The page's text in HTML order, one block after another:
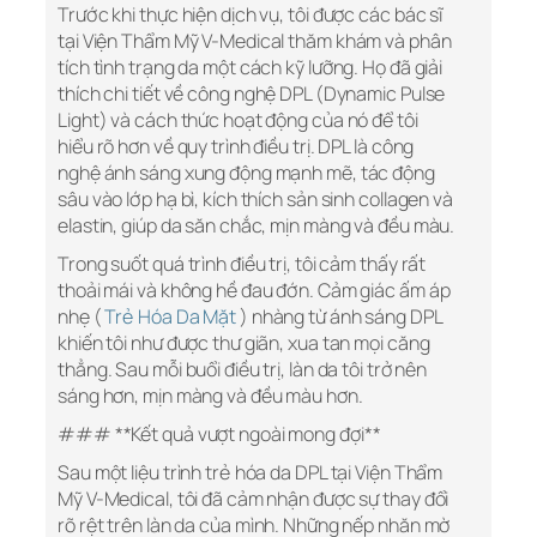
Trước khi thực hiện dịch vụ, tôi được các bác sĩ
tại Viện Thẩm Mỹ V-Medical thăm khám và phân
tích tình trạng da một cách kỹ lưỡng. Họ đã giải
thích chi tiết về công nghệ DPL (Dynamic Pulse
Light) và cách thức hoạt động của nó để tôi
hiểu rõ hơn về quy trình điều trị. DPL là công
nghệ ánh sáng xung động mạnh mẽ, tác động
sâu vào lớp hạ bì, kích thích sản sinh collagen và
elastin, giúp da săn chắc, mịn màng và đều màu.
Trong suốt quá trình điều trị, tôi cảm thấy rất
thoải mái và không hề đau đớn. Cảm giác ấm áp
nhẹ (Trẻ Hóa Da Mặt) nhàng từ ánh sáng DPL
khiến tôi như được thư giãn, xua tan mọi căng
thẳng. Sau mỗi buổi điều trị, làn da tôi trở nên
sáng hơn, mịn màng và đều màu hơn.
### **Kết quả vượt ngoài mong đợi**
Sau một liệu trình trẻ hóa da DPL tại Viện Thẩm
Mỹ V-Medical, tôi đã cảm nhận được sự thay đổi
rõ rệt trên làn da của mình. Những nếp nhăn mờ